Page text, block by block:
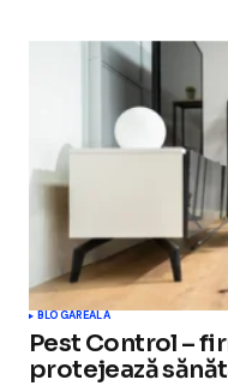
BLOGAREALA
Pest Control –
protejează